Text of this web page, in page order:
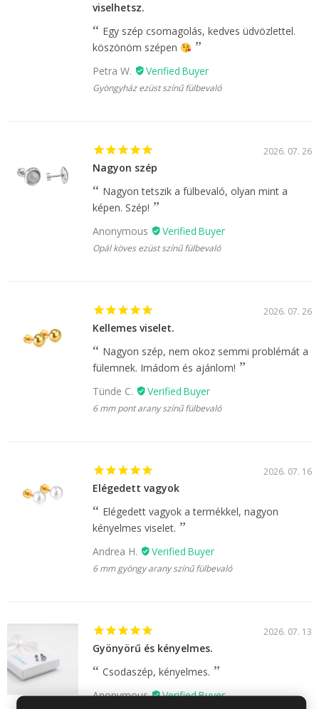
viselhetsz.
Egy szép csomagolás, kedves üdvözlettel.
köszönöm szépen
Petra W.
Gyöngyház ezüst színű fülbevaló
2026. 07. 26
Nagyon szép
Nagyon tetszik a fülbevaló, olyan mint a
képen. Szép!
Anonymous
Opál köves ezüst színű fülbevaló
2026. 07. 26
Kellemes viselet.
Nagyon szép, nem okoz semmi problémát a
fülemnek. Imádom és ajánlom!
Tünde C.
6 mm pont arany színű fülbevaló
2026. 07. 16
Elégedett vagyok
Elégedett vagyok a termékkel, nagyon
kényelmes viselet.
Andrea H.
6 mm gyöngy arany színű fülbevaló
2026. 07. 13
Gyönyörű és kényelmes.
Csodaszép, kényelmes.
Anonymous